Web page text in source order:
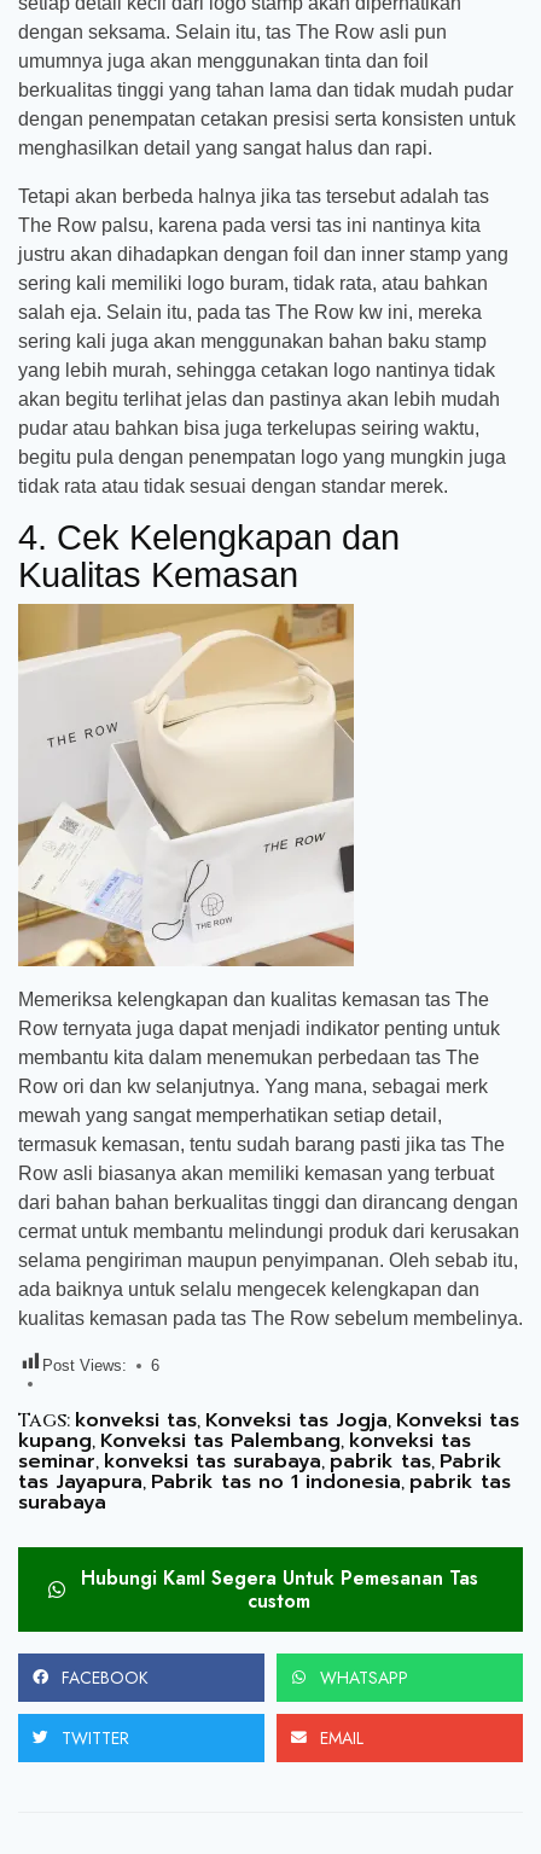
dengan seksama. Selain itu, tas The Row asli pun
umumnya juga akan menggunakan tinta dan foil
berkualitas tinggi yang tahan lama dan tidak mudah pudar
dengan penempatan cetakan presisi serta konsisten untuk
menghasilkan detail yang sangat halus dan rapi.
Tetapi akan berbeda halnya jika tas tersebut adalah tas
The Row palsu, karena pada versi tas ini nantinya kita
justru akan dihadapkan dengan foil dan inner stamp yang
sering kali memiliki logo buram, tidak rata, atau bahkan
salah eja. Selain itu, pada tas The Row kw ini, mereka
sering kali juga akan menggunakan bahan baku stamp
yang lebih murah, sehingga cetakan logo nantinya tidak
akan begitu terlihat jelas dan pastinya akan lebih mudah
pudar atau bahkan bisa juga terkelupas seiring waktu,
begitu pula dengan penempatan logo yang mungkin juga
tidak rata atau tidak sesuai dengan standar merek.
4. Cek Kelengkapan dan
Kualitas Kemasan
Memeriksa kelengkapan dan kualitas kemasan tas The
Row ternyata juga dapat menjadi indikator penting untuk
membantu kita dalam menemukan perbedaan tas The
Row ori dan kw selanjutnya. Yang mana, sebagai merk
mewah yang sangat memperhatikan setiap detail,
termasuk kemasan, tentu sudah barang pasti jika tas The
Row asli biasanya akan memiliki kemasan yang terbuat
dari bahan bahan berkualitas tinggi dan dirancang dengan
cermat untuk membantu melindungi produk dari kerusakan
selama pengiriman maupun penyimpanan. Oleh sebab itu,
ada baiknya untuk selalu mengecek kelengkapan dan
kualitas kemasan pada tas The Row sebelum membelinya.
Post Views: 6
Tags: konveksi tas, Konveksi tas Jogja, Konveksi tas
kupang, Konveksi tas Palembang, konveksi tas
seminar, konveksi tas surabaya,pabrik tas, Pabrik
tas Jayapura, Pabrik tas no 1 indonesia, pabrik tas
surabaya
Hubungi KamI Segera Untuk Pemesanan Tas
custom
FACEBOOK WHATSAPP
TWITTER EMAIL